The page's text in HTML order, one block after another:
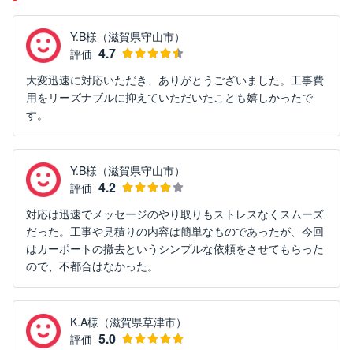
Y.B様（滋賀県守山市）
評価 4.7
大変迅速に対応いただき、ありがとうございました。工事費
用をリーズナブルに抑えていただいたことも嬉しかったで
す。
Y.B様（滋賀県守山市）
評価 4.2
対応は迅速でメッセージのやり取りもストレスなくスムーズ
だった。工事や見積りの内容は簡単なものであったが、今回
はカーポートの撤去というシンプルな依頼をさせてもらった
ので、不都合はなかった。
K.A様（滋賀県草津市）
評価 5.0